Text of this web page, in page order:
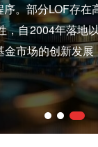
。部分LOF存
，自2004年落地
市场的创新发
货LOF、QDII
能暂停或限制
短期高溢价炒作
值的价格买入